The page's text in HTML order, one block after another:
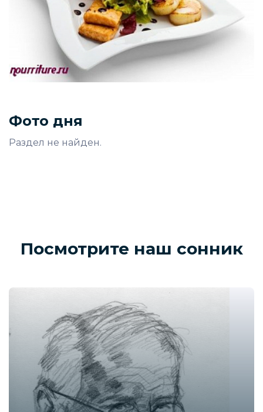
Фото дня
Раздел не найден.
Посмотрите наш сонник